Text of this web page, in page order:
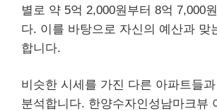
별로 약 5억 2,000원부터 8억 7,000
다. 이를 바탕으로 자신의 예산과 맞
합니다.
비슷한 시세를 가진 다른 아파트들
분석합니다. 한양수자인성남마크뷰